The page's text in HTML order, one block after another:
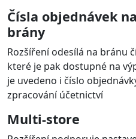
Čísla objednávek
brány
Rozšíření odesílá na bránu
které je pak dostupné na
je uvedeno i číslo
zpracování účetnictví
Multi-store